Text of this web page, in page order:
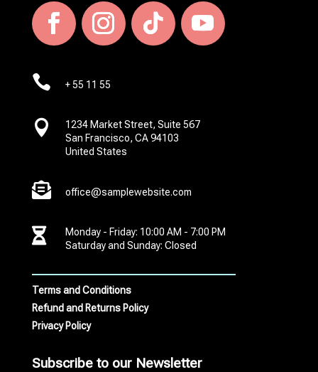
 + 55 11 55

1234 Market Street, Suite 567
San Francisco, CA 94103
United States
 office@samplewebsite.com

Monday - Friday: 10:00 AM - 7:00 PM
Saturday and Sunday: Closed
Terms and Conditions
Refund and Returns Policy
Privacy Policy
Subscribe to our Newsletter